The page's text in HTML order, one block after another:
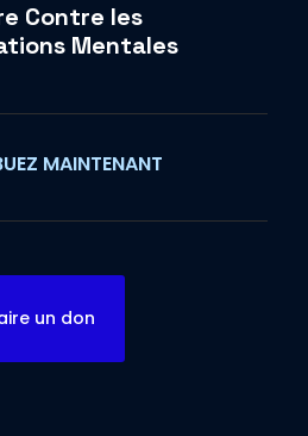
Contre les
Mentales
MAINTENANT
un don